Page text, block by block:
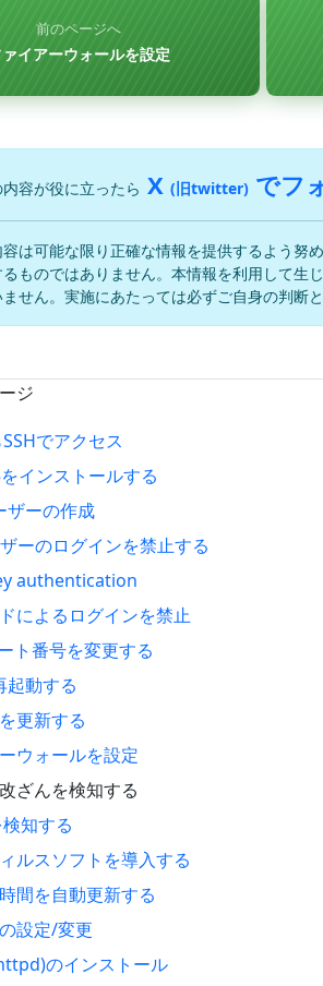
前のページへ
イアーウォールを設定
容が役に立ったら X (旧twitter) でフ
は可能な限り正確な情報を提供するよう努
ものではありません。本情報を利用して生
せん。実施にあたっては必ずご自身の判断
ジ
でアクセス
インストールする
ザーの作成
ーのログインを禁止する
authentication
によるログインを禁止
ト番号を変更する
起動する
更新する
ウォールを設定
ざんを検知する
知する
ルスソフトを導入する
間を自動更新する
設定/変更
のインストール